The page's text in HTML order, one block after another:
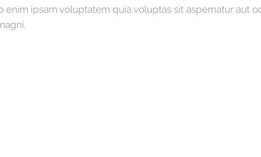
enim ipsam voluptatem quia voluptas sit aspernatur aut